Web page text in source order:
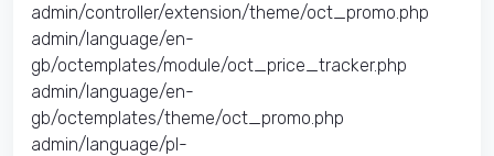
admin/controller/extension/theme/oct_promo.php
admin/language/en-
gb/octemplates/module/oct_price_tracker.php
admin/language/en-
gb/octemplates/theme/oct_promo.php
admin/language/pl-